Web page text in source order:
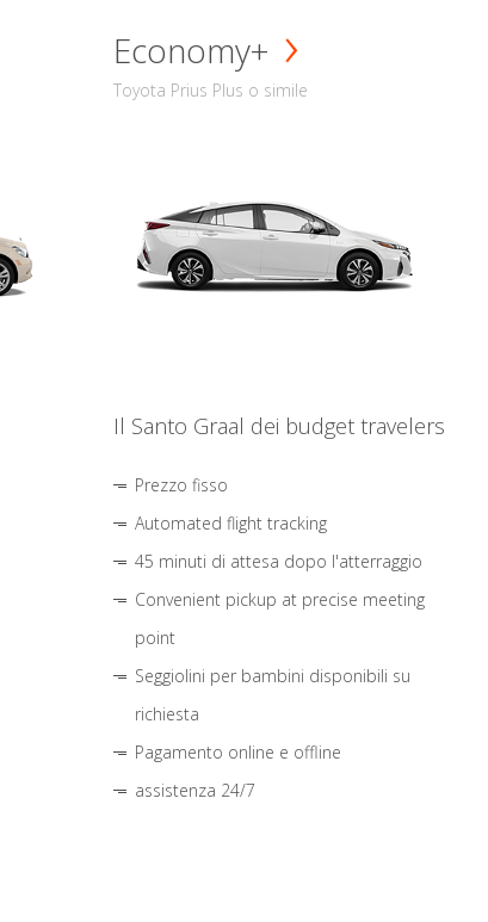
Economy+
Toyota Prius Plus o simile
Il Santo Graal dei budget travelers
Prezzo fisso
Automated flight tracking
45 minuti di attesa dopo l'atterraggio
Convenient pickup at precise meeting
point
Seggiolini per bambini disponibili su
richiesta
Pagamento online e offline
assistenza 24/7